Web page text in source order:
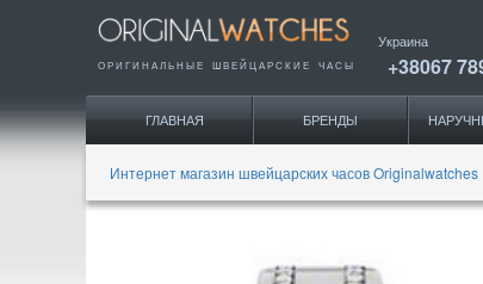
ОРИГИНАЛЬНЫЕ ШВЕЙЦАРСКИЕ ЧАСЫ
Украина
+38067
ГЛАВНАЯ БРЕНДЫ
Интернет магазин швейцарских часов Originalwatches